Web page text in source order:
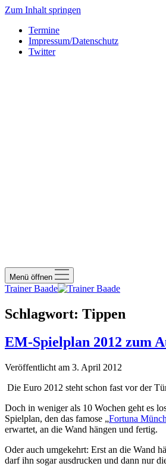
Zum Inhalt springen
Termine
Impressum/Datenschutz
Twitter
Menü öffnen
Trainer Baade
Schlagwort: Tippen
EM-Spielplan 2012 zum
Veröffentlicht am 3. April 2012
Die Euro 2012 steht schon fast vor der
Doch in weniger als 10 Wochen geht es
Spielplan, den das famose „Fortuna
erwartet, an die Wand hängen und fertig.
Oder auch umgekehrt: Erst an die Wand
darf ihn sogar ausdrucken und dann nur